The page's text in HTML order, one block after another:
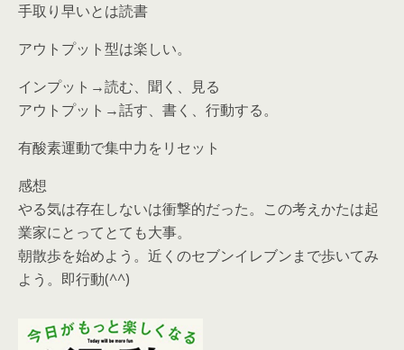
手取り早いとは読書
アウトプット型は楽しい。
インプット→読む、聞く、見る
アウトプット→話す、書く、行動する。
有酸素運動で集中力をリセット
感想
やる気は存在しないは衝撃的だった。この考えかたは起
業家にとってとても大事。
朝散歩を始めよう。近くのセブンイレブンまで歩いてみ
よう。即行動(^^)